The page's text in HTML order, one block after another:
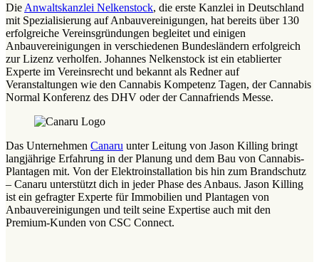
Die Anwaltskanzlei Nelkenstock, die erste Kanzlei in Deutschland
mit Spezialisierung auf Anbauvereinigungen, hat bereits über 130
erfolgreiche Vereinsgründungen begleitet und einigen
Anbauvereinigungen in verschiedenen Bundesländern erfolgreich
zur Lizenz verholfen. Johannes Nelkenstock ist ein etablierter
Experte im Vereinsrecht und bekannt als Redner auf
Veranstaltungen wie den Cannabis Kompetenz Tagen, der Cannabis
Normal Konferenz des DHV oder der Cannafriends Messe.
Das Unternehmen Canaru unter Leitung von Jason Killing bringt
langjährige Erfahrung in der Planung und dem Bau von Cannabis-
Plantagen mit. Von der Elektroinstallation bis hin zum Brandschutz
– Canaru unterstützt dich in jeder Phase des Anbaus. Jason Killing
ist ein gefragter Experte für Immobilien und Plantagen von
Anbauvereinigungen und teilt seine Expertise auch mit den
Premium-Kunden von CSC Connect.